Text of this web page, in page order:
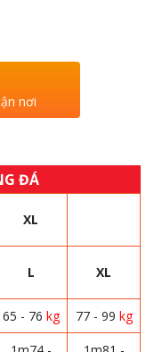
nơi
ĐÁ
XL
L XL
65 - 76 kg 77 - 99 kg